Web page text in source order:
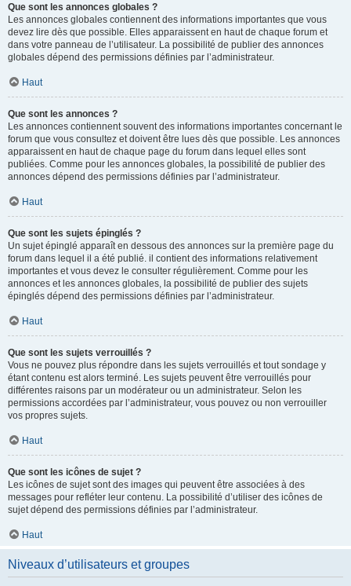
Que sont les annonces globales ?
Les annonces globales contiennent des informations importantes que vous
devez lire dès que possible. Elles apparaissent en haut de chaque forum et
dans votre panneau de l’utilisateur. La possibilité de publier des annonces
globales dépend des permissions définies par l’administrateur.
Haut
Que sont les annonces ?
Les annonces contiennent souvent des informations importantes concernant le
forum que vous consultez et doivent être lues dès que possible. Les annonces
apparaissent en haut de chaque page du forum dans lequel elles sont
publiées. Comme pour les annonces globales, la possibilité de publier des
annonces dépend des permissions définies par l’administrateur.
Haut
Que sont les sujets épinglés ?
Un sujet épinglé apparaît en dessous des annonces sur la première page du
forum dans lequel il a été publié. il contient des informations relativement
importantes et vous devez le consulter régulièrement. Comme pour les
annonces et les annonces globales, la possibilité de publier des sujets
épinglés dépend des permissions définies par l’administrateur.
Haut
Que sont les sujets verrouillés ?
Vous ne pouvez plus répondre dans les sujets verrouillés et tout sondage y
étant contenu est alors terminé. Les sujets peuvent être verrouillés pour
différentes raisons par un modérateur ou un administrateur. Selon les
permissions accordées par l’administrateur, vous pouvez ou non verrouiller
vos propres sujets.
Haut
Que sont les icônes de sujet ?
Les icônes de sujet sont des images qui peuvent être associées à des
messages pour refléter leur contenu. La possibilité d’utiliser des icônes de
sujet dépend des permissions définies par l’administrateur.
Haut
Niveaux d’utilisateurs et groupes